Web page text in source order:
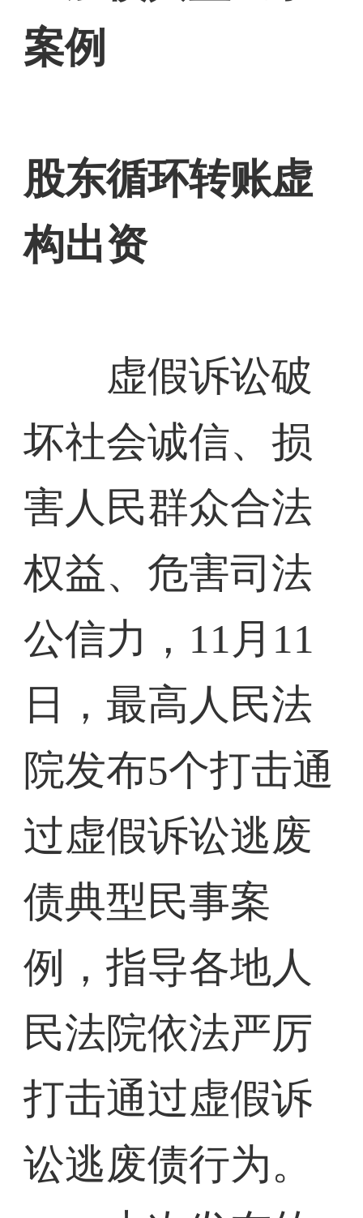
案例
股东循环转账虚
构出资
虚假诉讼破
坏社会诚信、损
害人民群众合法
权益、危害司法
公信力，11月11
日，最高人民法
院发布5个打击通
过虚假诉讼逃废
债典型民事案
例，指导各地人
民法院依法严厉
打击通过虚假诉
讼逃废债行为。